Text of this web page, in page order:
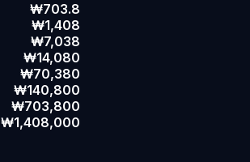
₩703.8
₩1,408
₩7,038
₩14,080
₩70,380
₩140,800
₩703,800
₩1,408,000